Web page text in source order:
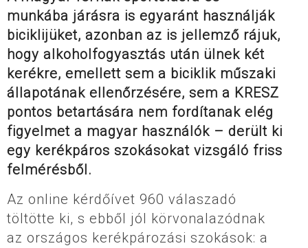
munkába járásra is egyaránt használják
biciklijüket, azonban az is jellemző rájuk,
hogy alkoholfogyasztás után ülnek két
kerékre, emellett sem a biciklik műszaki
állapotának ellenőrzésére, sem a KRESZ
pontos betartására nem fordítanak elég
figyelmet a magyar használók – derült ki
egy kerékpáros szokásokat vizsgáló friss
felmérésből.
Az online kérdőívet 960 válaszadó
töltötte ki, s ebből jól körvonalazódnak
az országos kerékpározási szokások: a